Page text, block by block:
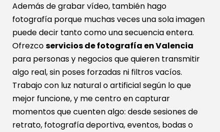
Además de grabar vídeo, también hago
fotografía porque muchas veces una sola imagen
puede decir tanto como una secuencia entera.
Ofrezcoservicios de fotografía en Valencia
para personas y negocios que quieren transmitir
algo real, sin poses forzadas ni filtros vacíos.
Trabajo con luz natural o artificial según lo que
mejor funcione, y me centro en capturar
momentos que cuenten algo: desde sesiones de
retrato, fotografía deportiva, eventos, bodas o